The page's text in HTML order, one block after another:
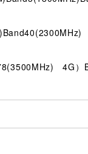
4G）